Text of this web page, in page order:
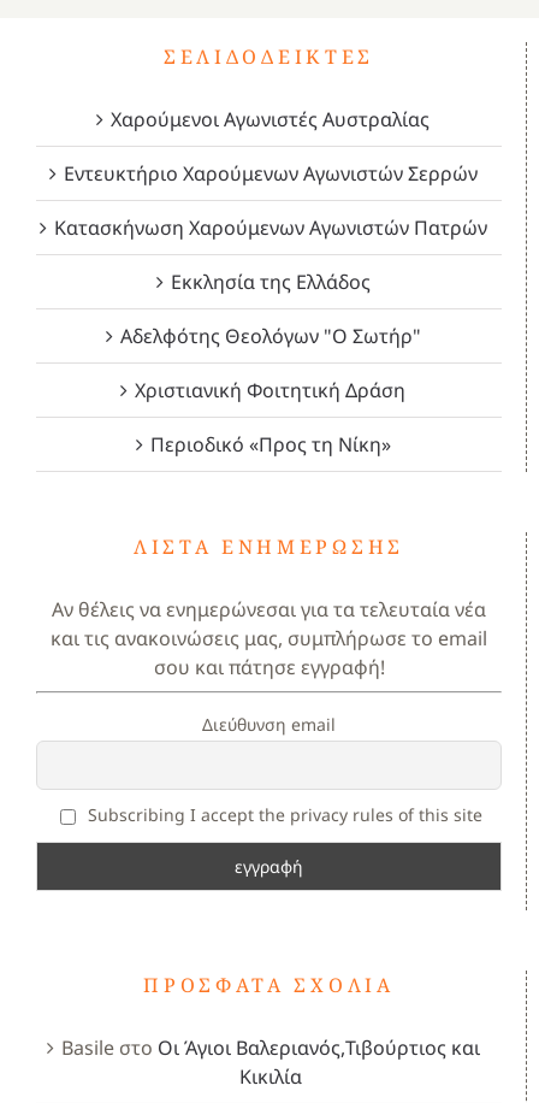
ΣΕΛΙΔΟΔΕΊΚΤΕΣ
Χαρούμενοι Αγωνιστές Αυστραλίας
Εντευκτήριο Χαρούμενων Αγωνιστών Σερρών
Κατασκήνωση Χαρούμενων Αγωνιστών Πατρών
Εκκλησία της Ελλάδος
Αδελφότης Θεολόγων "Ο Σωτήρ"
Χριστιανική Φοιτητική Δράση
Περιοδικό «Προς τη Νίκη»
ΛΊΣΤΑ ΕΝΗΜΈΡΩΣΗΣ
Αν θέλεις να ενημερώνεσαι για τα τελευταία νέα
και τις ανακοινώσεις μας, συμπλήρωσε το email
σου και πάτησε εγγραφή!
Διεύθυνση email
Subscribing I accept the privacy rules of this site
ΠΡΌΣΦΑΤΑ ΣΧΌΛΙΑ
Basileστο Οι Άγιοι Βαλεριανός,Τιβούρτιος και
Κικιλία